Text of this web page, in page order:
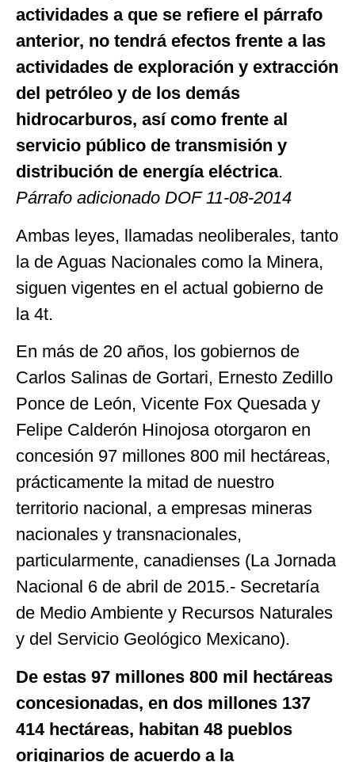
actividades a que se refiere el párrafo
anterior, no tendrá efectos frente a las
actividades de exploración y extracción
del petróleo y de los demás
hidrocarburos, así como frente al
servicio público de transmisión y
distribución de energía eléctrica.
Párrafo adicionado DOF 11-08-2014
Ambas leyes, llamadas neoliberales, tanto
la de Aguas Nacionales como la Minera,
siguen vigentes en el actual gobierno de
la 4t.
En más de 20 años, los gobiernos de
Carlos Salinas de Gortari, Ernesto Zedillo
Ponce de León, Vicente Fox Quesada y
Felipe Calderón Hinojosa otorgaron en
concesión 97 millones 800 mil hectáreas,
prácticamente la mitad de nuestro
territorio nacional, a empresas mineras
nacionales y transnacionales,
particularmente, canadienses (La Jornada
Nacional 6 de abril de 2015.- Secretaría
de Medio Ambiente y Recursos Naturales
y del Servicio Geológico Mexicano).
De estas 97 millones 800 mil hectáreas
concesionadas, en dos millones 137
414 hectáreas, habitan 48 pueblos
originarios de acuerdo a la